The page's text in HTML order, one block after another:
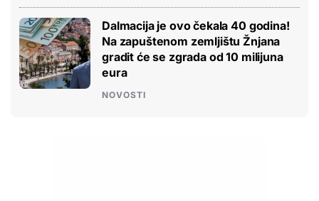
Dalmacija je ovo čekala 40 godina!
Na zapuštenom zemljištu Žnjana
gradit će se zgrada od 10 milijuna
eura
NOVOSTI